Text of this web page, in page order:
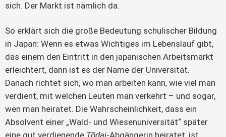
sich. Der Markt ist nämlich da.
So erklärt sich die große Bedeutung schulischer Bildung
in Japan: Wenn es etwas Wichtiges im Lebenslauf gibt,
das einem den Eintritt in den japanischen Arbeitsmarkt
erleichtert, dann ist es der Name der Universität.
Danach richtet sich, wo man arbeiten kann, wie viel man
verdient, mit welchen Leuten man verkehrt – und sogar,
wen man heiratet. Die Wahrscheinlichkeit, dass ein
Absolvent einer „Wald- und Wiesenuniversität“ später